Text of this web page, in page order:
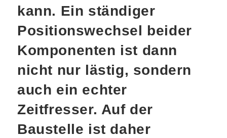
kann. Ein ständiger
Positionswechsel beider
Komponenten ist dann
nicht nur lästig, sondern
auch ein echter
Zeitfresser. Auf der
Baustelle ist daher